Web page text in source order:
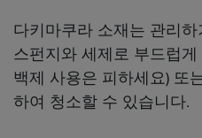
다키마쿠라 소재는 관리
스펀지와 세제로 부드럽
백제 사용은 피하세요) 또
하여 청소할 수 있습니다.